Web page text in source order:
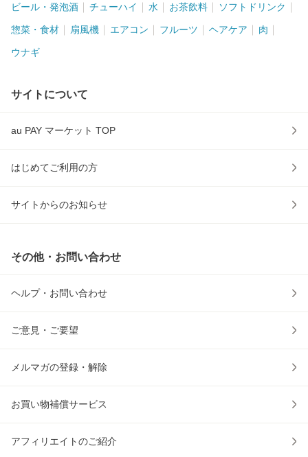
ビール・発泡酒 チューハイ 水 お茶飲料 ソフトドリンク
惣菜・食材 扇風機 エアコン フルーツ ヘアケア 肉
ウナギ
サイトについて
au PAY マーケット TOP
はじめてご利用の方
サイトからのお知らせ
その他・お問い合わせ
ヘルプ・お問い合わせ
ご意見・ご要望
メルマガの登録・解除
お買い物補償サービス
アフィリエイトのご紹介